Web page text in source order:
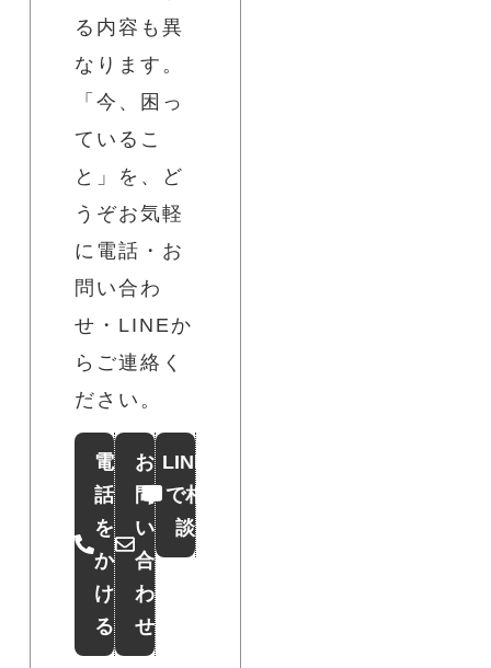
る内容も異
なります。
「今、困っ
ているこ
と」を、ど
うぞお気軽
に電話・お
問い合わ
せ・LINEか
らご連絡く
ださい。
電
話
を
か
け
る
お
問
い
合
わ
せ
LINE
で相
談